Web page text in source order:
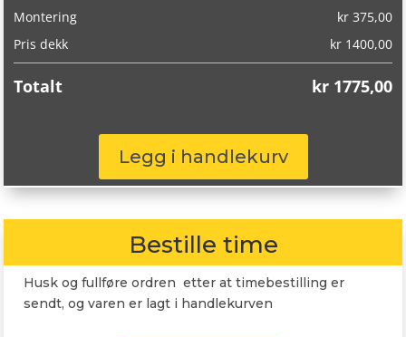
Montering kr375,00
Pris dekk
kr1400,00
Totalt kr1775,00
Pilot
Super
92Y
antall
Legg i handlekurv
Bestille time
Husk og fullføre ordren etter at timebestilling er
sendt, og varen er lagt i handlekurven